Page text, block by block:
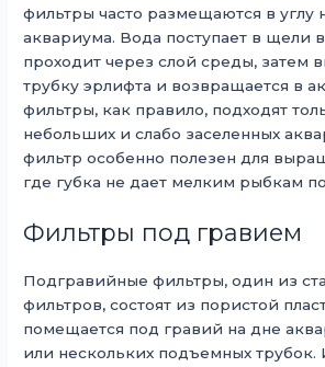
фильтры часто размещаются в углу
аквариума. Вода поступает в щели
проходит через слой среды, затем
трубку эрлифта и возвращается в
фильтры, как правило, подходят
небольших и слабо заселенных
фильтр особенно полезен для
где губка не дает мелким рыбкам
Фильтры под гравием
Подгравийные фильтры, один из
фильтров, состоят из пористой
помещается под гравий на дне
или нескольких подъемных трубок.